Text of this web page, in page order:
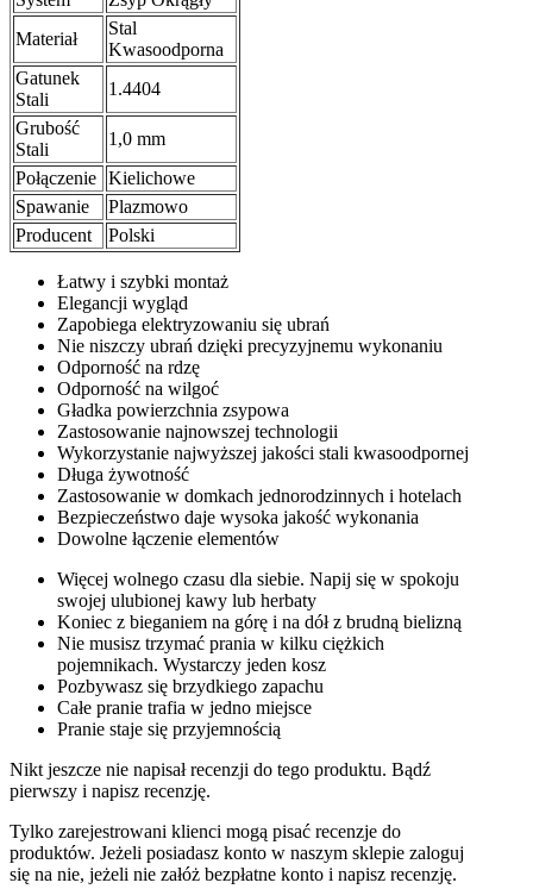
Materiał
Stal
Kwasoodporna
Gatunek
Stali
1.4404
Grubość
Stali
1,0 mm
Połączenie Kielichowe
Spawanie
Plazmowo
Producent
Polski
Łatwy i szybki montaż
Elegancji wygląd
Zapobiega elektryzowaniu się ubrań
Nie niszczy ubrań dzięki precyzyjnemu wykonaniu
Odporność na rdzę
Odporność na wilgoć
Gładka powierzchnia zsypowa
Zastosowanie najnowszej technologii
Wykorzystanie najwyższej jakości stali kwasoodpornej
Długa żywotność
Zastosowanie w domkach jednorodzinnych i hotelach
Bezpieczeństwo daje wysoka jakość wykonania
Dowolne łączenie elementów
Więcej wolnego czasu dla siebie. Napij się w spokoju
swojej ulubionej kawy lub herbaty
Koniec z bieganiem na górę i na dół z brudną bielizną
Nie musisz trzymać prania w kilku ciężkich
pojemnikach. Wystarczy jeden kosz
Pozbywasz się brzydkiego zapachu
Całe pranie trafia w jedno miejsce
Pranie staje się przyjemnością
Nikt jeszcze nie napisał recenzji do tego produktu. Bądź
pierwszy i napisz recenzję.
Tylko zarejestrowani klienci mogą pisać recenzje do
produktów. Jeżeli posiadasz konto w naszym sklepie zaloguj
się na nie, jeżeli nie załóż bezpłatne konto i napisz recenzję.